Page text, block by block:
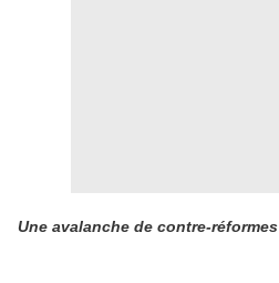
Une avalanche de contre-réformes